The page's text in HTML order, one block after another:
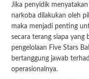
Jika penyidik
narkoba dilakukan oleh
maka menjadi penting
secara terang siapa yang
pengelolaan Five Stars
bertanggung jawab
operasionalnya.